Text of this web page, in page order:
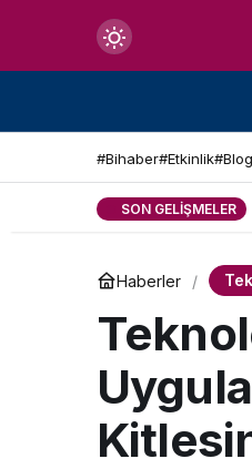
Mod
değiştir
#Bihaber#Etkinlik#Blog
SON GELIŞMELER
Haberler